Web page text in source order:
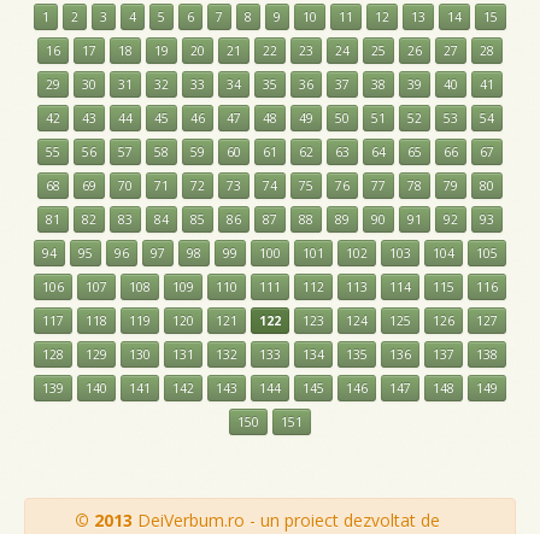
1 2 3 4 5 6 7 8 9 10 11 12 13 14
15
16
17 18 19 20 21 22 23 24 25 26 27
28
29
30 31 32 33 34 35 36 37 38 39 40
41
42
43 44 45 46 47 48 49 50 51 52 53
54
55
56 57 58 59 60 61 62 63 64 65 66
67
68
69 70 71 72 73 74 75 76 77 78 79
80
81
82 83 84 85 86 87 88 89 90 91 92
93
94
95 96 97 98 99 100 101 102 103 104
105
106
107 108 109 110 111 112 113 114 115
116
117
118 119 120 121 122 123 124 125 126
127
128
129 130 131 132 133 134 135 136 137
138
139
140 141 142 143 144 145 146 147 148
149
150
151
© 2013 DeiVerbum.ro - un proiect dezvoltat de